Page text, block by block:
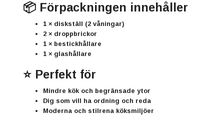
📦 Förpackningen innehåller
1 × diskställ (2 våningar)
2 × droppbrickor
1 × bestickhållare
1 × glashållare
⭐ Perfekt för
Mindre kök och begränsade ytor
Dig som vill ha ordning och reda
Moderna och stilrena köksmiljöer